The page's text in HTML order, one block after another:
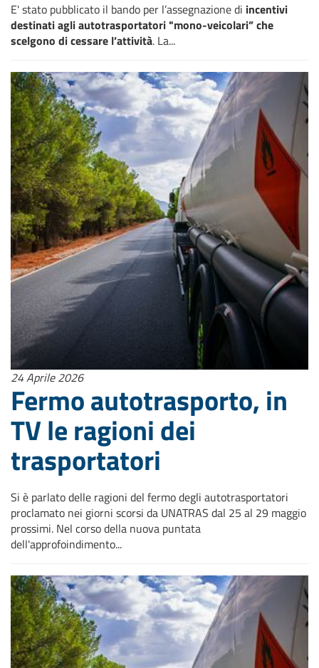
E' stato pubblicato il bando per l’assegnazione di incentivi
destinati agli autotrasportatori "mono-veicolari” che
scelgono di cessare l’attività. La...
24 Aprile 2026
Fermo autotrasporto, in
TV le ragioni dei
trasportatori
Si è parlato delle ragioni del fermo degli autotrasportatori
proclamato nei giorni scorsi da UNATRAS dal 25 al 29 maggio
prossimi. Nel corso della nuova puntata
dell'approfoindimento...